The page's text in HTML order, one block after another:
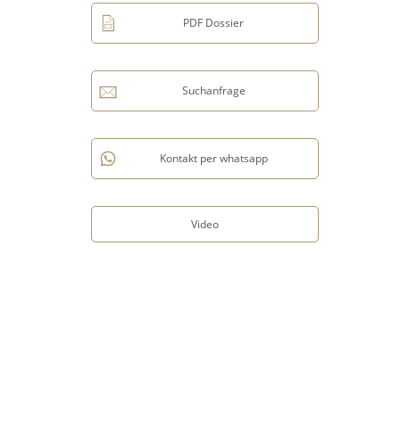
PDF Dossier
Suchanfrage
Kontakt per whatsapp
Video